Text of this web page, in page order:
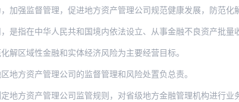
强监督管理，促进地方资产管理公司规范健康发展，防范化解区域性
是指在中华人民共和国境内依法设立、从事金融不良资产批量
解区域性金融和实体经济风险为主要经营目标。
地方资产管理公司的监督管理和风险处置负总责。
地方资产管理公司监管规则，对省级地方金融管理机构进行业